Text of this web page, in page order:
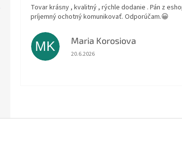
Tovar krásny , kvalitný , rýchle dodanie . Pán z
príjemný ochotný komunikovať. Odporúčam.😀
MK Maria Korosiova
Hodnotenie obchodu je 5 z 5
20.6.2026